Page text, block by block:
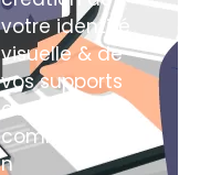
votre identité
visuelle & de
vos supports
de
communicatio
n